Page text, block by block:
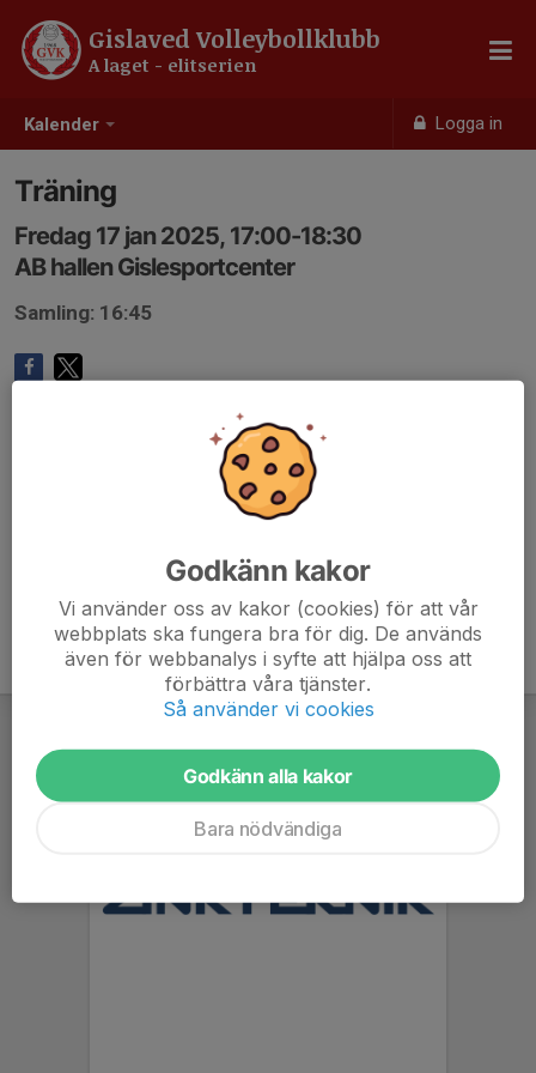
Kalender Logga in
Gislaved Volleybollklubb
A laget - elitserien
Träning
Fredag 17 jan 2025, 17:00-18:30
AB hallen Gislesportcenter
Samling: 16:45
Godkänn kakor
Vi använder oss av kakor (cookies) för att vår
webbplats ska fungera bra för dig. De används
även för webbanalys i syfte att hjälpa oss att
förbättra våra tjänster.
Så använder vi cookies
Godkänn alla kakor
Bara nödvändiga